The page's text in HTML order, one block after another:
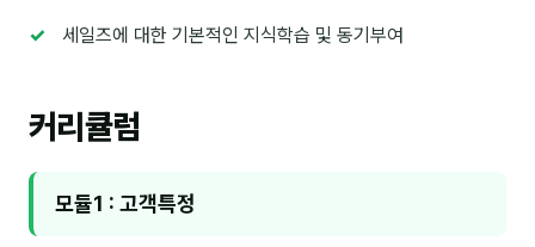
이옥겸
임아라
세일즈에 대한 기본적인 지식학습 및 동기부여
커리큘럼
모듈1 : 고객특정